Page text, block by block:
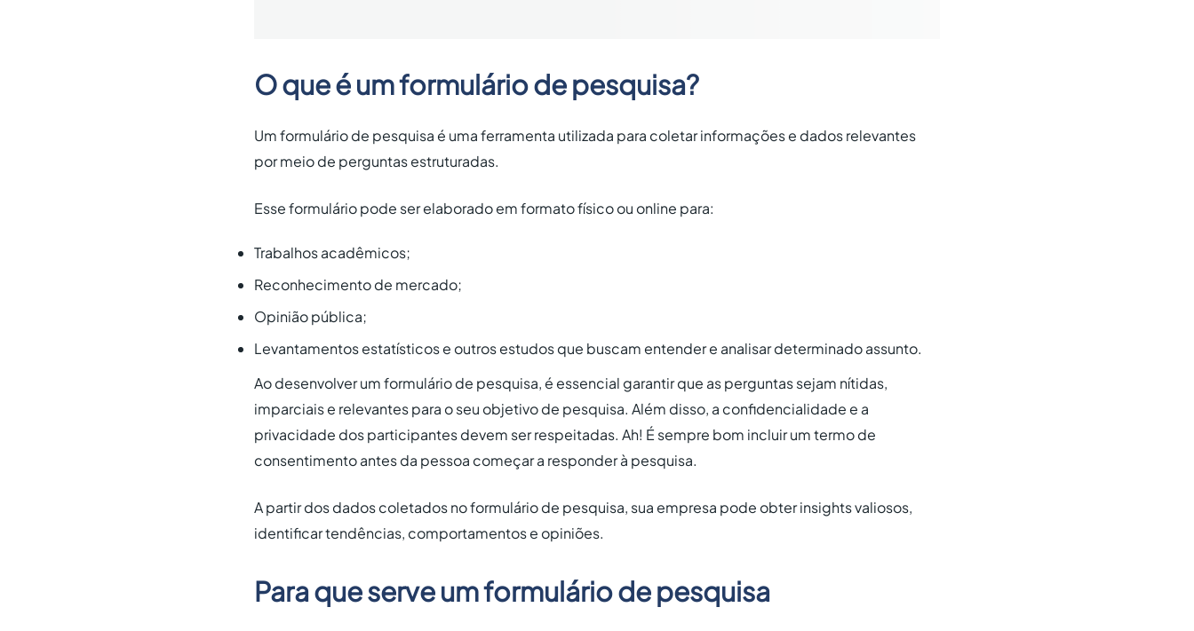
O que é um formulário de pesquisa?
Um formulário de pesquisa é uma ferramenta utilizada para coletar informações e dados relevantes
por meio de perguntas estruturadas.
Esse formulário pode ser elaborado em formato físico ou online para:
Trabalhos acadêmicos;
Reconhecimento de mercado;
Opinião pública;
Levantamentos estatísticos e outros estudos que buscam entender e analisar determinado assunto.
Ao desenvolver um formulário de pesquisa, é essencial garantir que as perguntas sejam nítidas,
imparciais e relevantes para o seu objetivo de pesquisa. Além disso, a confidencialidade e a
privacidade dos participantes devem ser respeitadas. Ah! É sempre bom incluir um termo de
consentimento antes da pessoa começar a responder à pesquisa.
A partir dos dados coletados no formulário de pesquisa, sua empresa pode obter insights valiosos,
identificar tendências, comportamentos e opiniões.
Para que serve um formulário de pesquisa